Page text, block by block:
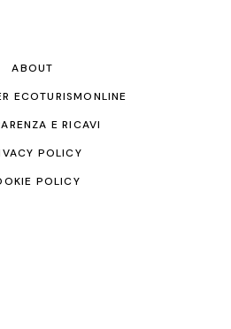
ABOUT
ECOTURISMONLINE
E RICAVI
POLICY
POLICY